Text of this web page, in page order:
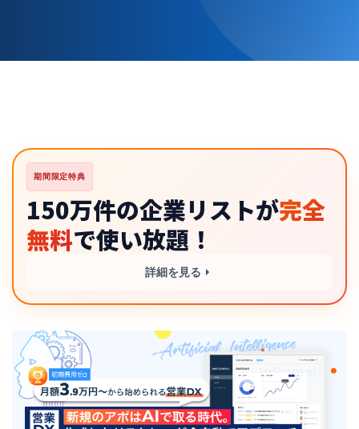
期間限定特典
150万件の企業リストが完全
無料で使い放題！
詳細を見る